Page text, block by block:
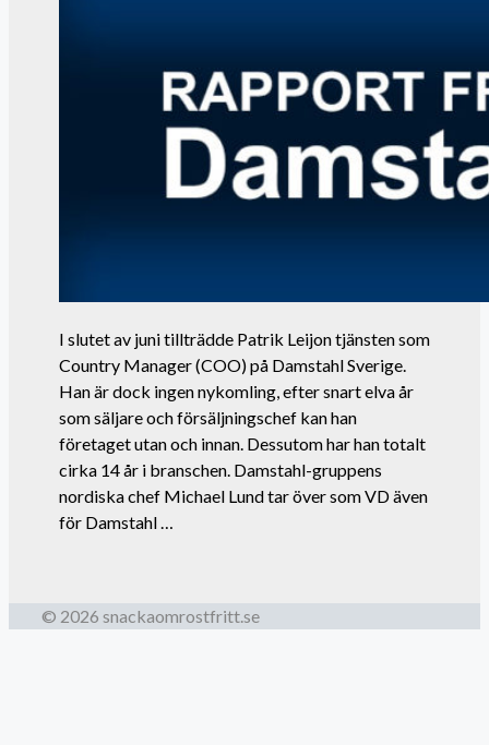
I slutet av juni tillträdde Patrik Leijon tjänsten som
Country Manager (COO) på Damstahl Sverige.
Han är dock ingen nykomling, efter snart elva år
som säljare och försäljningschef kan han
företaget utan och innan. Dessutom har han totalt
cirka 14 år i branschen. Damstahl-gruppens
nordiska chef Michael Lund tar över som VD även
för Damstahl …
© 2026 snackaomrostfritt.se